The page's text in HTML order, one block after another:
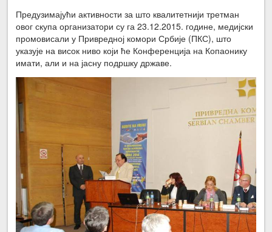
Предузимајући активности за што квалитетнији третман
овог скупа организатори су га 23.12.2015. године, медијски
промовисали у Привредној комори Србије (ПКС), што
указује на висок ниво који ће Конференција на Копаонику
имати, али и на јасну подршку државе.